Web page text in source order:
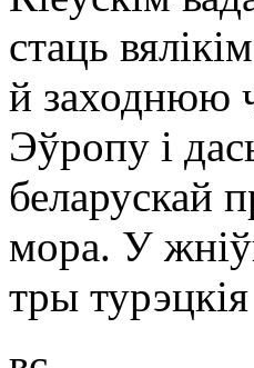
стаць
й заходнюю
Эўропу і
беларускай
мора. У
тры